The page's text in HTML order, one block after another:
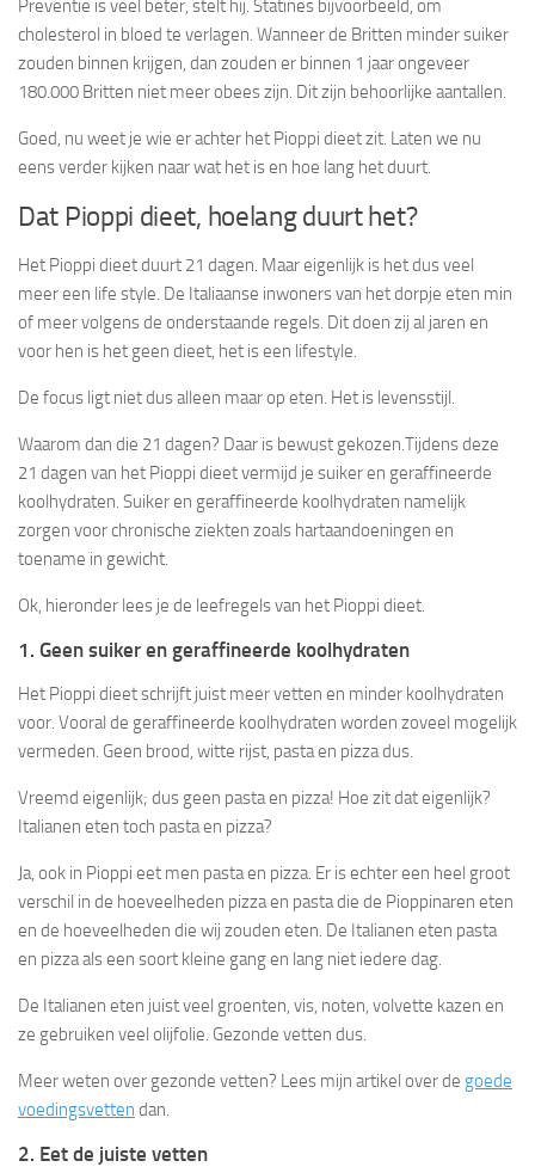
Preventie is veel beter, stelt hij. Statines bijvoorbeeld, om
cholesterol in bloed te verlagen. Wanneer de Britten minder suiker
zouden binnen krijgen, dan zouden er binnen 1 jaar ongeveer
180.000 Britten niet meer obees zijn. Dit zijn behoorlijke aantallen.
Goed, nu weet je wie er achter het Pioppi dieet zit. Laten we nu
eens verder kijken naar wat het is en hoe lang het duurt.
Dat Pioppi dieet, hoelang duurt het?
Het Pioppi dieet duurt 21 dagen. Maar eigenlijk is het dus veel
meer een life style. De Italiaanse inwoners van het dorpje eten min
of meer volgens de onderstaande regels. Dit doen zij al jaren en
voor hen is het geen dieet, het is een lifestyle.
De focus ligt niet dus alleen maar op eten. Het is levensstijl.
Waarom dan die 21 dagen? Daar is bewust gekozen.Tijdens deze
21 dagen van het Pioppi dieet vermijd je suiker en geraffineerde
koolhydraten. Suiker en geraffineerde koolhydraten namelijk
zorgen voor chronische ziekten zoals hartaandoeningen en
toename in gewicht.
Ok, hieronder lees je de leefregels van het Pioppi dieet.
1. Geen suiker en geraffineerde koolhydraten
Het Pioppi dieet schrijft juist meer vetten en minder koolhydraten
voor. Vooral de geraffineerde koolhydraten worden zoveel mogelijk
vermeden. Geen brood, witte rijst, pasta en pizza dus.
Vreemd eigenlijk; dus geen pasta en pizza! Hoe zit dat eigenlijk?
Italianen eten toch pasta en pizza?
Ja, ook in Pioppi eet men pasta en pizza. Er is echter een heel groot
verschil in de hoeveelheden pizza en pasta die de Pioppinaren eten
en de hoeveelheden die wij zouden eten. De Italianen eten pasta
en pizza als een soort kleine gang en lang niet iedere dag.
De Italianen eten juist veel groenten, vis, noten, volvette kazen en
ze gebruiken veel olijfolie. Gezonde vetten dus.
Meer weten over gezonde vetten? Lees mijn artikel over de goede
voedingsvetten dan.
2. Eet de juiste vetten